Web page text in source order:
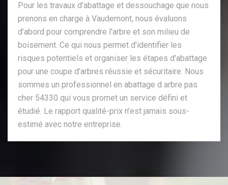
Pour les travaux d’abattage et dessouchage que nous
prenons en charge à Vaudemont, nous évaluons
d’abord pour comprendre l'arbre et son milieu de
boisement. Ce qui nous permet d’identifier les
risques potentiels et organiser les étapes d'abattage
pour une coupe d'arbres réussie et sécuritaire. Nous
sommes un professionnel en abattage d arbre pas
cher 54330 qui vous promet un service défini et
étudié. Le rapport qualité-prix n’est jamais sous-
estimé avec notre entreprise.